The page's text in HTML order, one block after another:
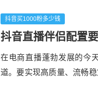
量删除博文的相关问题，包
抖音买1000粉多少钱
抖音直播伴侣配置
在电商直播蓬勃发展的今
道。要实现高质量、流畅